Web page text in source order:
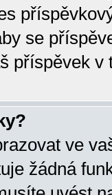
se
příspěvek v
ve
žádná